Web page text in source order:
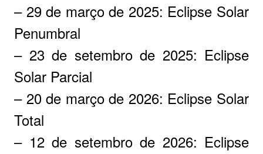
– 29 de março de 2025: Eclipse Solar
Penumbral
– 23 de setembro de 2025: Eclipse
Solar Parcial
– 20 de março de 2026: Eclipse Solar
Total
– 12 de setembro de 2026: Eclipse